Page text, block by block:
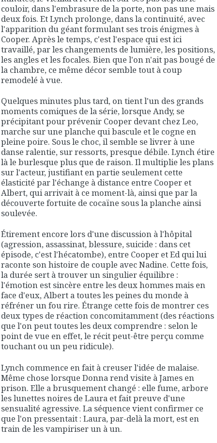
couloir, dans l'embrasure de la porte, non pas une mais
deux fois. Et Lynch prolonge, dans la continuité, avec
l'apparition du géant formulant ses trois énigmes à
Cooper. Après le temps, c'est l'espace qui est ici
travaillé, par les changements de lumière, les positions,
les angles et les focales. Bien que l'on n'ait pas bougé de
la chambre, ce même décor semble tout à coup
remodelé à vue.
Quelques minutes plus tard, on tient l'un des grands
moments comiques de la série, lorsque Andy, se
précipitant pour prévenir Cooper devant chez Leo,
marche sur une planche qui bascule et le cogne en
pleine poire. Sous le choc, il semble se livrer à une
danse ralentie, sur ressorts, presque débile. Lynch étire
là le burlesque plus que de raison. Il multiplie les plans
sur l'acteur, justifiant en partie seulement cette
élasticité par l'échange à distance entre Cooper et
Albert, qui arrivait à ce moment-là, ainsi que par la
découverte fortuite de cocaïne sous la planche ainsi
soulevée.
Étirement encore lors d'une discussion à l'hôpital
(agression, assassinat, blessure, suicide : dans cet
épisode, c'est l'hécatombe), entre Cooper et Ed qui lui
raconte son histoire de couple avec Nadine. Cette fois,
la durée sert à trouver un singulier équilibre :
l'émotion est sincère entre les deux hommes mais en
face d'eux, Albert a toutes les peines du monde à
réfréner un fou rire. Étrange cette fois de montrer ces
deux types de réaction concomitamment (des réactions
que l'on peut toutes les deux comprendre : selon le
point de vue en effet, le récit peut-être perçu comme
touchant ou un peu ridicule).
Lynch commence en fait à creuser l'idée de malaise.
Même chose lorsque Donna rend visite à James en
prison. Elle a brusquement changé : elle fume, arbore
les lunettes noires de Laura et fait preuve d'une
sensualité agressive. La séquence vient confirmer ce
que l'on pressentait : Laura, par-delà la mort, est en
train de les vampiriser un à un.